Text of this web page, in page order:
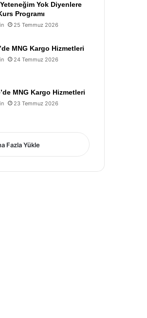
Yok Diyenlere
Programı
25 Temmuz 2026
MNG Kargo Hizmetleri
24 Temmuz 2026
MNG Kargo Hizmetleri
23 Temmuz 2026
Fazla Yükle